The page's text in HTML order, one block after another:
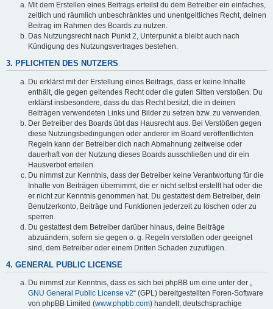
Mit dem Erstellen eines Beitrags erteilst du dem Betreiber ein einfaches,
zeitlich und räumlich unbeschränktes und unentgeltliches Recht, deinen
Beitrag im Rahmen des Boards zu nutzen.
Das Nutzungsrecht nach Punkt 2, Unterpunkt a bleibt auch nach
Kündigung des Nutzungsvertrages bestehen.
3. PFLICHTEN DES NUTZERS
Du erklärst mit der Erstellung eines Beitrags, dass er keine Inhalte
enthält, die gegen geltendes Recht oder die guten Sitten verstoßen. Du
erklärst insbesondere, dass du das Recht besitzt, die in deinen
Beiträgen verwendeten Links und Bilder zu setzen bzw. zu verwenden.
Der Betreiber des Boards übt das Hausrecht aus. Bei Verstößen gegen
diese Nutzungsbedingungen oder anderer im Board veröffentlichten
Regeln kann der Betreiber dich nach Abmahnung zeitweise oder
dauerhaft von der Nutzung dieses Boards ausschließen und dir ein
Hausverbot erteilen.
Du nimmst zur Kenntnis, dass der Betreiber keine Verantwortung für die
Inhalte von Beiträgen übernimmt, die er nicht selbst erstellt hat oder die
er nicht zur Kenntnis genommen hat. Du gestattest dem Betreiber, dein
Benutzerkonto, Beiträge und Funktionen jederzeit zu löschen oder zu
sperren.
Du gestattest dem Betreiber darüber hinaus, deine Beiträge
abzuändern, sofern sie gegen o. g. Regeln verstoßen oder geeignet
sind, dem Betreiber oder einem Dritten Schaden zuzufügen.
4. GENERAL PUBLIC LICENSE
Du nimmst zur Kenntnis, dass es sich bei phpBB um eine unter der „
GNU General Public License v2“ (GPL) bereitgestellten Foren-Software
von phpBB Limited (www.phpbb.com) handelt; deutschsprachige